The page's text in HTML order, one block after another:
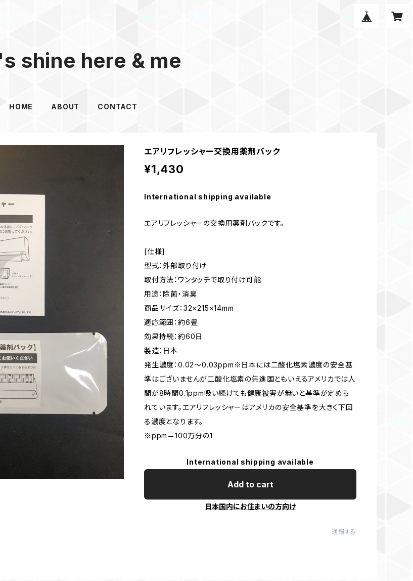
shine here & me
HOME ABOUT CONTACT
エアリフレッシャー交換用薬剤バック
¥1,430
International shipping available
エアリフレッシャーの交換用薬剤バックです。
[仕様]
型式：外部取り付け
取付方法：ワンタッチで取り付け可能
用途：除菌・消臭
商品サイズ：32×215×14mm
適応範囲：約6畳
効果持続：約60日
製造：日本
発生濃度：0.02～0.03ppm※日本には二酸化塩素濃度の安全基
準はございませんが二酸化塩素の先進国ともいえるアメリカでは人
間が8時間0.1ppm吸い続けても健康被害が無いと基準が定めら
れています。エアリフレッシャーはアメリカの安全基準を大きく下回
る濃度となります。
※ppm＝100万分の1
International shipping available
Add to cart
日本国内にお住まいの方向け
通報する